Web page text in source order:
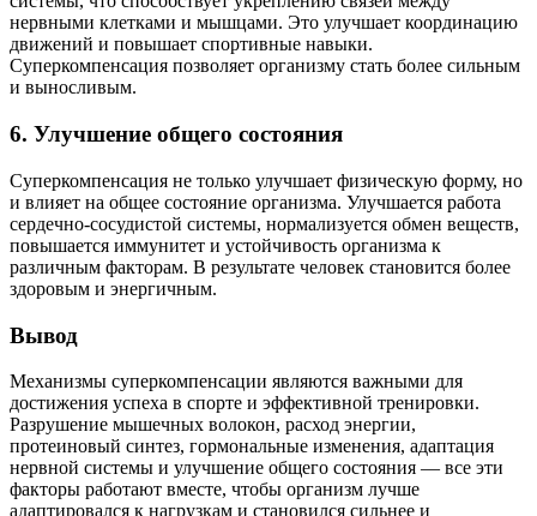
нервными клетками и мышцами. Это улучшает координацию
движений и повышает спортивные навыки.
Суперкомпенсация позволяет организму стать более сильным
и выносливым.
6. Улучшение общего состояния
Суперкомпенсация не только улучшает физическую форму, но
и влияет на общее состояние организма. Улучшается работа
сердечно-сосудистой системы, нормализуется обмен веществ,
повышается иммунитет и устойчивость организма к
различным факторам. В результате человек становится более
здоровым и энергичным.
Вывод
Механизмы суперкомпенсации являются важными для
достижения успеха в спорте и эффективной тренировки.
Разрушение мышечных волокон, расход энергии,
протеиновый синтез, гормональные изменения, адаптация
нервной системы и улучшение общего состояния — все эти
факторы работают вместе, чтобы организм лучше
адаптировался к нагрузкам и становился сильнее и